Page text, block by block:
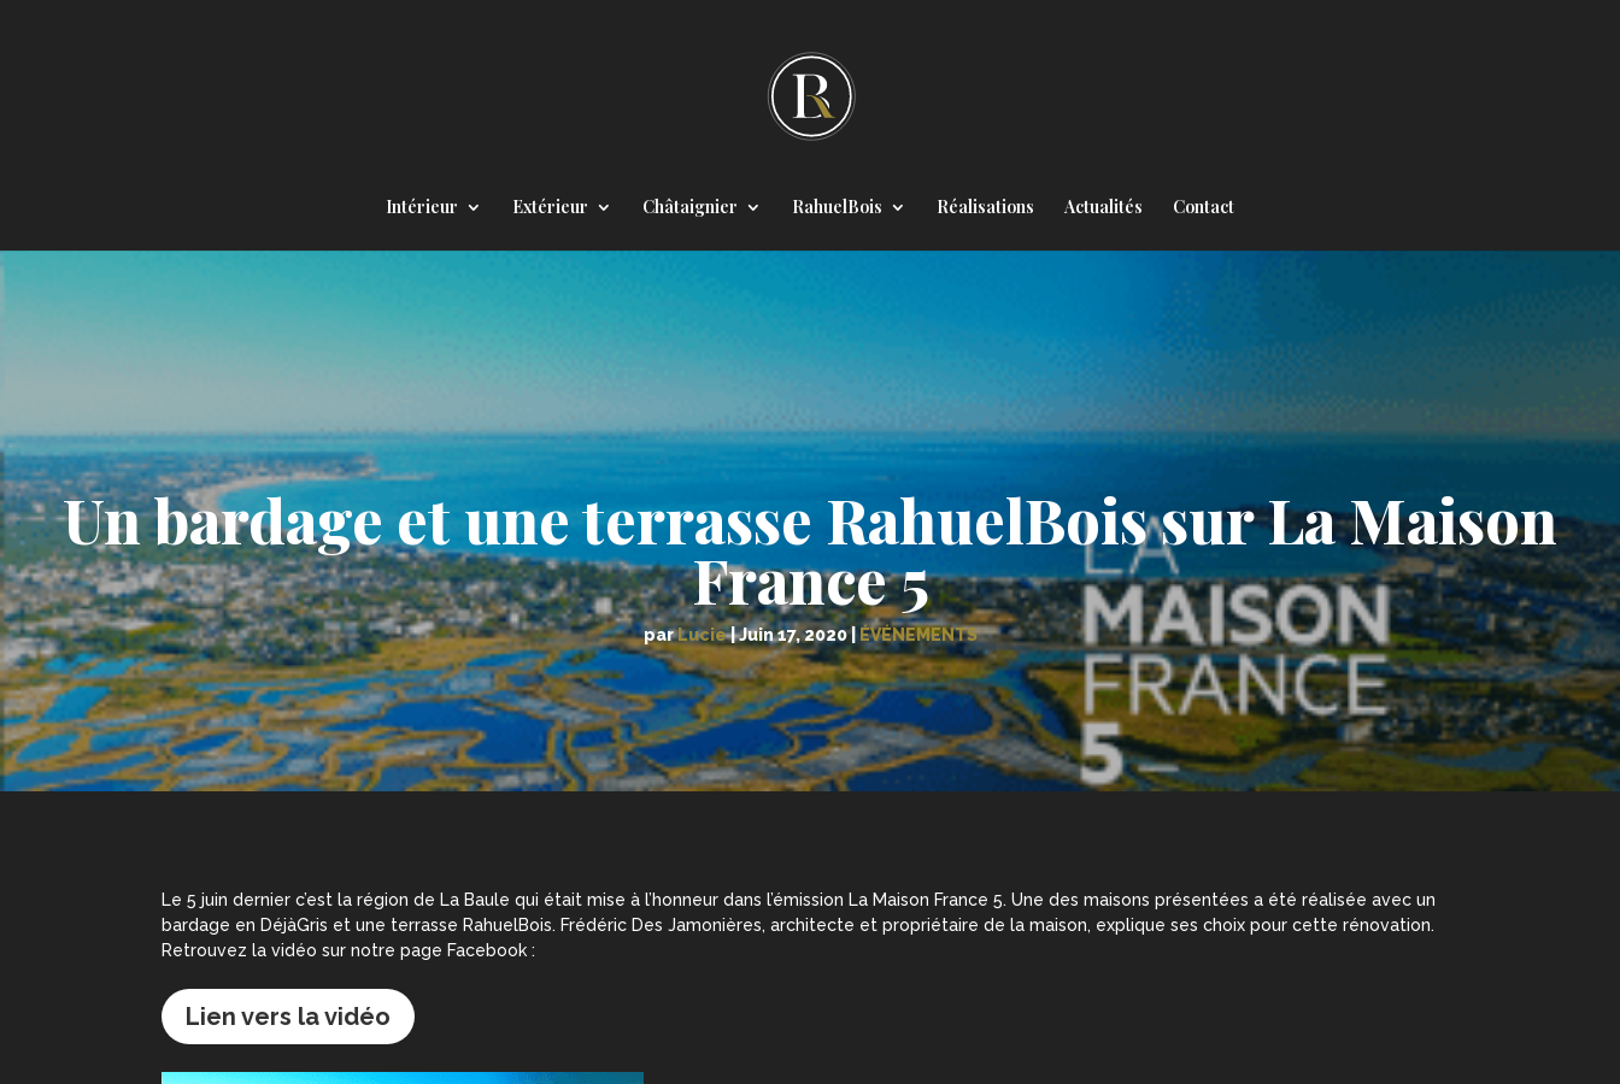
Intérieur Extérieur Châtaignier RahuelBois Réalisations Actualités Contact
Un bardage et une terrasse RahuelBois sur La Maison
France 5
parLucie|Juin 17, 2020| ÉVÉNEMENTS
Le 5 juin dernier c’est la région de La Baule qui était mise à l’honneur dans l’émission La Maison France 5. Une des maisons présentées a été réalisée avec un
bardage en DéjàGris et une terrasse RahuelBois. Frédéric Des Jamonières, architecte et propriétaire de la maison, explique ses choix pour cette rénovation.
Retrouvez la vidéo sur notre page Facebook :
Lien vers la vidéo